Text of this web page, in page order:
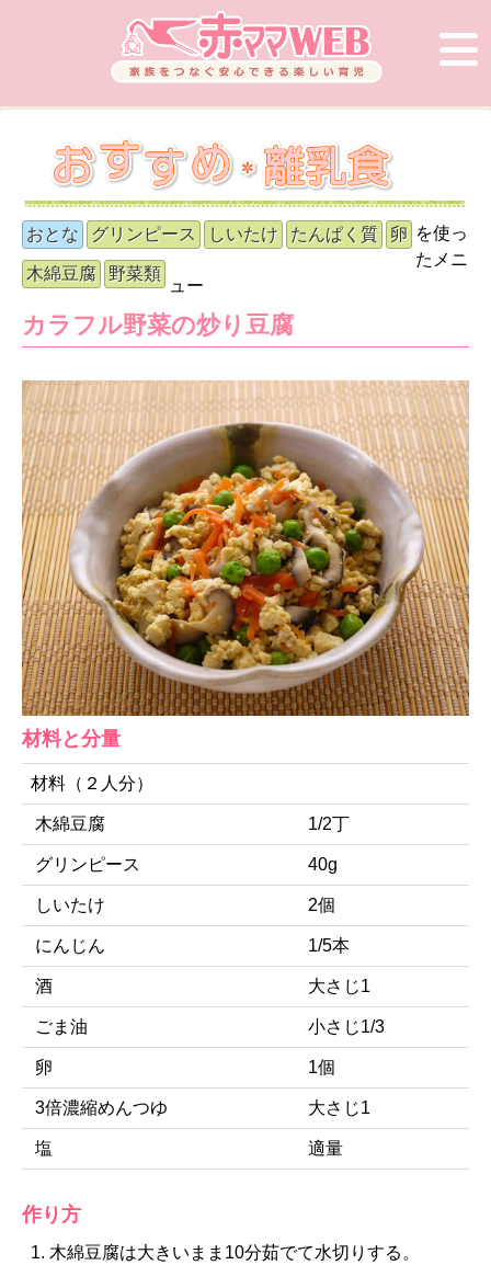
おとな グリンピース しいたけ たんぱく質 卵
木綿豆腐 野菜類
を使っ
たメニ
ュー
カラフル野菜の炒り豆腐
材料と分量
材料（２人分）
木綿豆腐 1/2丁
グリンピース 40g
しいたけ 2個
にんじん 1/5本
酒 大さじ1
ごま油 小さじ1/3
卵 1個
3倍濃縮めんつゆ 大さじ1
塩 適量
作り方
木綿豆腐は大きいまま10分茹でて水切りする。